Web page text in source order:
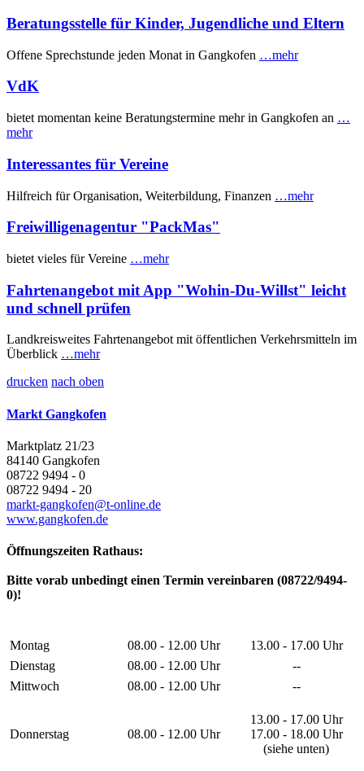
Beratungsstelle für Kinder, Jugendliche und Eltern
Offene Sprechstunde jeden Monat in Gangkofen …mehr
VdK
bietet momentan keine Beratungstermine mehr in Gangkofen an …
mehr
Interessantes für Vereine
Hilfreich für Organisation, Weiterbildung, Finanzen …mehr
Freiwilligenagentur "PackMas"
bietet vieles für Vereine …mehr
Fahrtenangebot mit App "Wohin-Du-Willst" leicht
und schnell prüfen
Landkreisweites Fahrtenangebot mit öffentlichen Verkehrsmitteln im
Überblick …mehr
drucken nach oben
Markt Gangkofen
Marktplatz 21/23
84140 Gangkofen
08722 9494 - 0
08722 9494 - 20
markt-gangkofen@t-online.de
www.gangkofen.de
Öffnungszeiten Rathaus:
Bitte vorab unbedingt einen Termin vereinbaren (08722/9494-
0)!
Montag 08.00 - 12.00 Uhr
13.00 - 17.00 Uhr
Dienstag
08.00 - 12.00 Uhr
--
Mittwoch
08.00 - 12.00 Uhr --
Donnerstag 08.00 - 12.00 Uhr
13.00 - 17.00 Uhr
17.00 - 18.00 Uhr
(siehe unten)